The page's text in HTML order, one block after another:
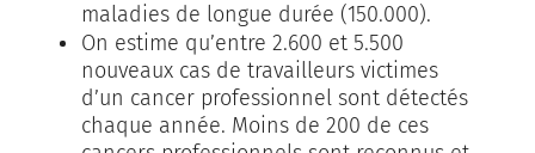
maladies de longue durée (150.000).
On estime qu’entre 2.600 et 5.500
nouveaux cas de travailleurs victimes
d’un cancer professionnel sont détectés
chaque année. Moins de 200 de ces